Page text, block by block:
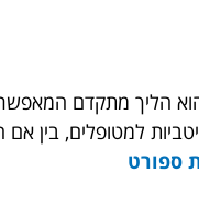
הליך מתקדם המאפשר
למטופלים, בין
ספורט